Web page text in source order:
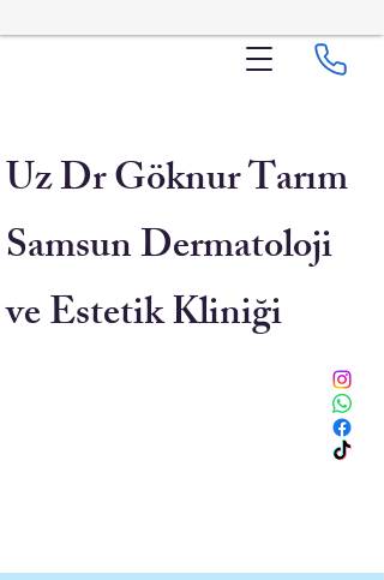
Uz Dr Göknur Tarım
Samsun Dermatoloji
ve Estetik Kliniği